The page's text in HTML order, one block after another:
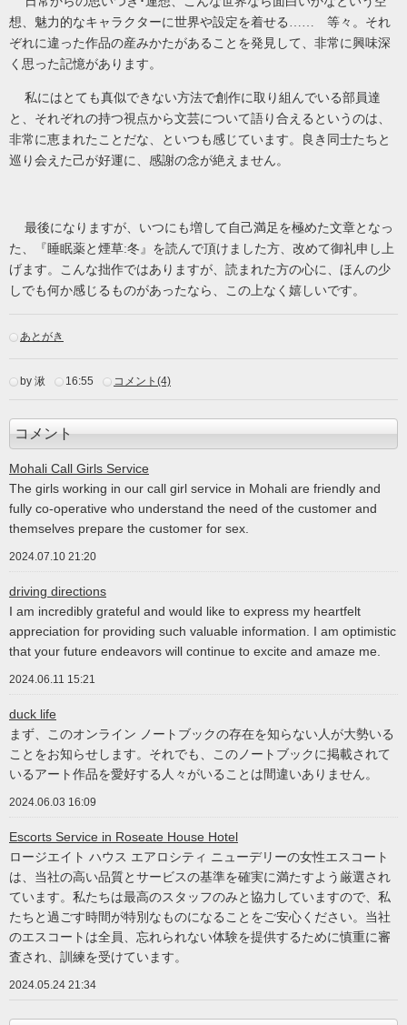
想、魅力的なキャラクターに世界や設定を着せる…… 等々。それ
ぞれに違った作品の産みかたがあることを発見して、非常に興味深
く思った記憶があります。
私にはとても真似できない方法で創作に取り組んでいる部員達
と、それぞれの持つ視点から文芸について語り合えるというのは、
非常に恵まれたことだな、といつも感じています。良き同士たちと
巡り会えた己が好運に、感謝の念が絶えません。
最後になりますが、いつにも増して自己満足を極めた文章となっ
た、『睡眠薬と煙草:冬』を読んで頂けました方、改めて御礼申し上
げます。こんな拙作ではありますが、読まれた方の心に、ほんの少
しでも何か感じるものがあったなら、この上なく嬉しいです。
あとがき
by 湫 16:55 コメント(4)
コメント
Mohali Call Girls Service
The girls working in our call girl service in Mohali are friendly and
fully co-operative who understand the need of the customer and
themselves prepare the customer for sex.
2024.07.10 21:20
driving directions
I am incredibly grateful and would like to express my heartfelt
appreciation for providing such valuable information. I am optimistic
that your future endeavors will continue to excite and amaze me.
2024.06.11 15:21
duck life
まず、このオンライン ノートブックの存在を知らない人が大勢いる
ことをお知らせします。それでも、このノートブックに掲載されて
いるアート作品を愛好する人々がいることは間違いありません。
2024.06.03 16:09
Escorts Service in Roseate House Hotel
ロージエイト ハウス エアロシティ ニューデリーの女性エスコート
は、当社の高い品質とサービスの基準を確実に満たすよう厳選され
ています。私たちは最高のスタッフのみと協力していますので、私
たちと過ごす時間が特別なものになることをご安心ください。当社
のエスコートは全員、忘れられない体験を提供するために慎重に審
査され、訓練を受けています。
2024.05.24 21:34